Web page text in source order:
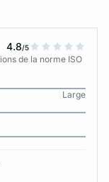
4.8/5
de la norme ISO
Large